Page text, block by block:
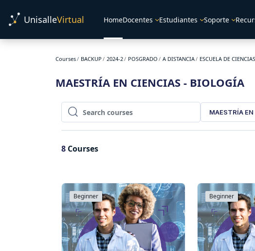
UnisalleVirtual HomeDocentes Estudiantes Soporte
Courses BACKUP 2024-2 POSGRADO A DISTANCIA ESCUELA DE
MAESTRÍA EN CIENCIAS - BIOLOGÍA
Search courses
Search courses MAESTRÍA EN
8 Courses
Beginner Beginner